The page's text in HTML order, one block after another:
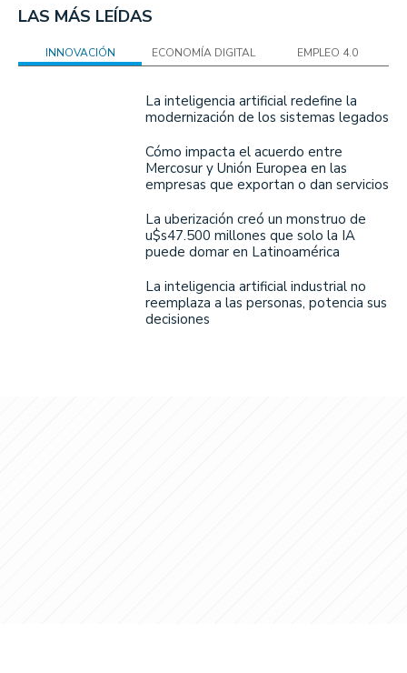
LAS MÁS LEÍDAS
INNOVACIÓN ECONOMÍA DIGITAL EMPLEO 4.0
La inteligencia artificial redefine la
modernización de los sistemas legados
Cómo impacta el acuerdo entre
Mercosur y Unión Europea en las
empresas que exportan o dan servicios
La uberización creó un monstruo de
u$s47.500 millones que solo la IA
puede domar en Latinoamérica
La inteligencia artificial industrial no
reemplaza a las personas, potencia sus
decisiones